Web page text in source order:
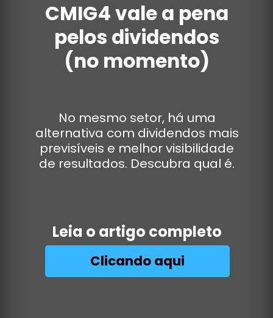
Clicando aqui
Leia o artigo completo
No mesmo setor, há uma
alternativa com dividendos mais
previsíveis e melhor visibilidade
de resultados. Descubra qual é.
CMIG4 vale a pena
pelos dividendos
(no momento)